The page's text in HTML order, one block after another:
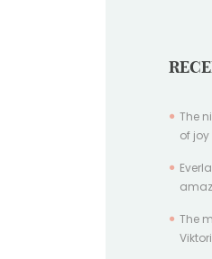
The
of
The